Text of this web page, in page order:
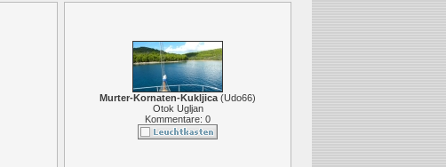
Murter-Kornaten-Kukljica (Udo66)
Otok Ugljan
Kommentare: 0